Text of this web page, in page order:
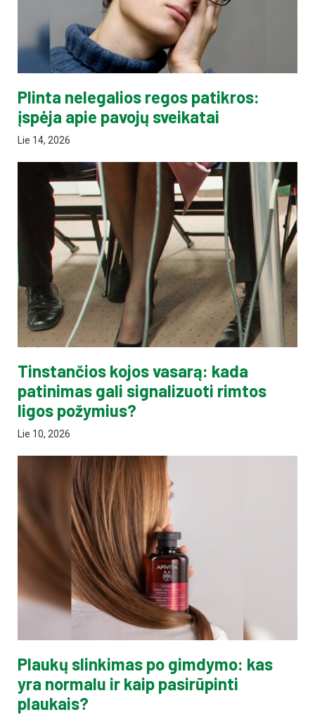
Plinta nelegalios regos patikros:
įspėja apie pavojų sveikatai
Lie 14, 2026
Tinstančios kojos vasarą: kada
patinimas gali signalizuoti rimtos
ligos požymius?
Lie 10, 2026
Plaukų slinkimas po gimdymo: kas
yra normalu ir kaip pasirūpinti
plaukais?